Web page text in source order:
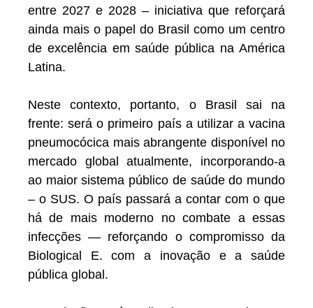
entre 2027 e 2028 – iniciativa que reforçará
ainda mais o papel do Brasil como um centro
de excelência em saúde pública na América
Latina.
Neste contexto, portanto, o Brasil sai na
frente: será o primeiro país a utilizar a vacina
pneumocócica mais abrangente disponível no
mercado global atualmente, incorporando-a
ao maior sistema público de saúde do mundo
– o SUS. O país passará a contar com o que
há de mais moderno no combate a essas
infecções — reforçando o compromisso da
Biological E. com a inovação e a saúde
pública global.